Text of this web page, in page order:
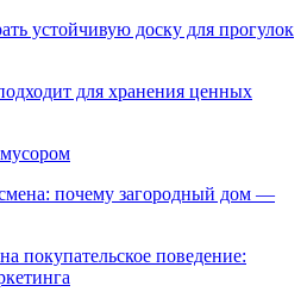
устойчивую доску для прогулок
для хранения ценных
почему загородный дом —
покупательское поведение: